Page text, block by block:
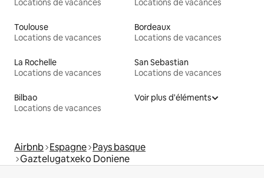
Locations de vacances
Locations de vacances
Toulouse
Locations de vacances
Bordeaux
Locations de vacances
La Rochelle
Locations de vacances
San Sebastian
Locations de vacances
Bilbao
Locations de vacances
Voir plus d'éléments
Airbnb Espagne Pays basque
Gaztelugatxeko Doniene